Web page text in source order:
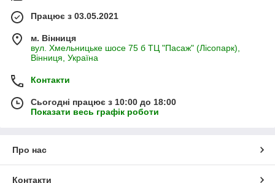
Працює з 03.05.2021
м. Вінниця
вул. Хмельницьке шосе 75 б ТЦ "Пасаж" (Лісопарк),
Вінниця, Україна
Контакти
Сьогодні працює з 10:00 до 18:00
Показати весь графік роботи
Про нас
Контакти